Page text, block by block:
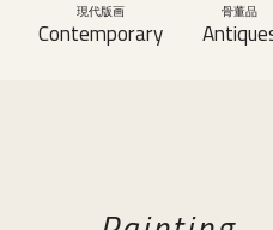
現代版画
Contemporary
骨董品